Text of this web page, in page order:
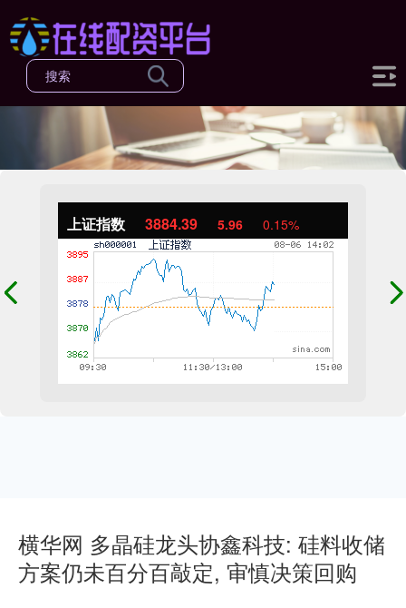
上证指数 3884.55 6.12 0.16%
横华网 多晶硅龙头协鑫科技: 硅料收储
方案仍未百分百敲定, 审慎决策回购